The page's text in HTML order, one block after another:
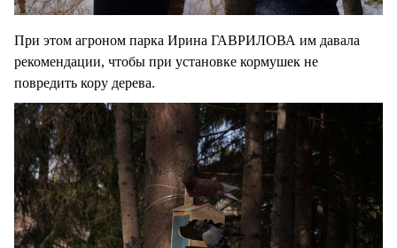
При этом агроном парка Ирина ГАВРИЛОВА им давала
рекомендации, чтобы при установке кормушек не
повредить кору дерева.